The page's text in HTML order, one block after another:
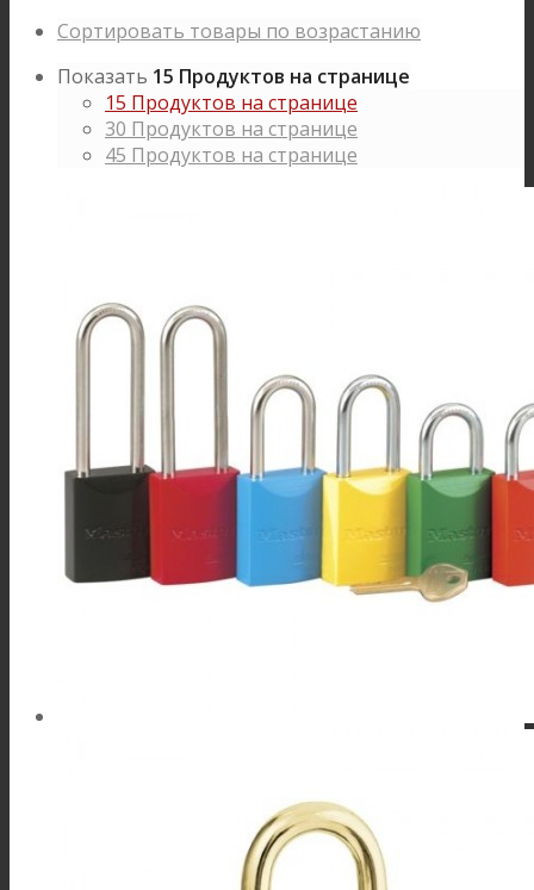
Сортировать товары по возрастанию
Показать 15 Продуктов на странице
15 Продуктов на странице
30 Продуктов на странице
45 Продуктов на странице